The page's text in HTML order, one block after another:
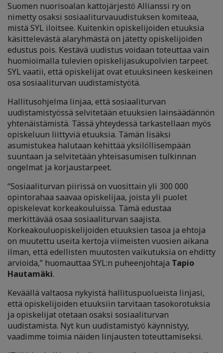
Suomen nuorisoalan kattojärjestö Allianssi ry on
nimetty osaksi sosiaaliturvauudistuksen komiteaa,
mistä SYL iloitsee. Kuitenkin opiskelijoiden etuuksia
käsittelevästä alaryhmästä on jätetty opiskelijoiden
edustus pois. Kestävä uudistus voidaan toteuttaa vain
huomioimalla tulevien opiskelijasukupolvien tarpeet.
SYL vaatii, että opiskelijat ovat etuuksineen keskeinen
osa sosiaaliturvan uudistamistyötä.
Hallitusohjelma linjaa, että sosiaaliturvan
uudistamistyössä selvitetään etuuksien lainsäädännön
yhtenäistämistä. Tässä yhteydessä tarkastellaan myös
opiskeluun liittyviä etuuksia. Tämän lisäksi
asumistukea halutaan kehittää yksilöllisempään
suuntaan ja selvitetään yhteisasumisen tulkinnan
ongelmat ja korjaustarpeet.
“Sosiaaliturvan piirissä on vuosittain yli 300 000
opintorahaa saavaa opiskelijaa, joista yli puolet
opiskelevat korkeakouluissa. Tämä edustaa
merkittävää osaa sosiaaliturvan saajista.
Korkeakouluopiskelijoiden etuuksien tasoa ja ehtoja
on muutettu useita kertoja viimeisten vuosien aikana
ilman, että edellisten muutosten vaikutuksia on ehditty
arvioida,” huomauttaa SYL:n puheenjohtaja Tapio
Hautamäki.
Keväällä valtaosa nykyistä hallituspuolueista linjasi,
että opiskelijoiden etuuksiin tarvitaan tasokorotuksia
ja opiskelijat otetaan osaksi sosiaaliturvan
uudistamista. Nyt kun uudistamistyö käynnistyy,
vaadimme toimia näiden linjausten toteuttamiseksi.